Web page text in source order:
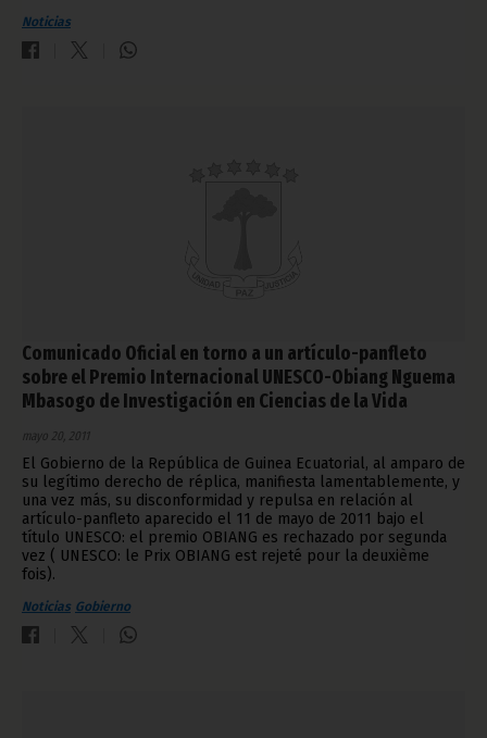
Noticias
Comunicado Oficial en torno a un artículo-panfleto
sobre el Premio Internacional UNESCO-Obiang Nguema
Mbasogo de Investigación en Ciencias de la Vida
mayo 20, 2011
El Gobierno de la República de Guinea Ecuatorial, al amparo de
su legítimo derecho de réplica, manifiesta lamentablemente, y
una vez más, su disconformidad y repulsa en relación al
artículo-panfleto aparecido el 11 de mayo de 2011 bajo el
título UNESCO: el premio OBIANG es rechazado por segunda
vez ( UNESCO: le Prix OBIANG est rejeté pour la deuxième
fois).
Noticias Gobierno